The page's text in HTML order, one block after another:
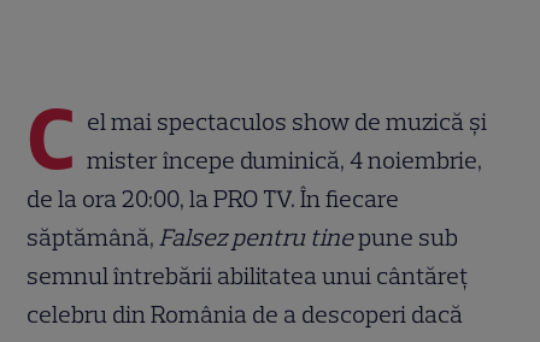
C el mai spectaculos show de muzică și
mister începe duminică, 4 noiembrie,
de la ora 20:00, la PRO TV. În fiecare
săptămână, Falsez pentru tinepune sub
semnul întrebării abilitatea unui cântăreț
celebru din România de a descoperi dacă